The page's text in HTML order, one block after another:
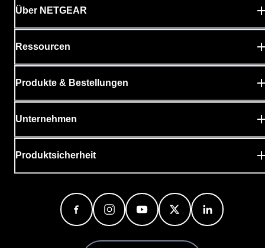
Über NETGEAR
Ressourcen
Produkte & Bestellungen
Unternehmen
Produktsicherheit